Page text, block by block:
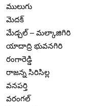
ములుగు
మెదక్
మేడ్చల్ – మల్కాజిగిరి
యాదాద్రి భువనగిరి
రంగారెడ్డి
రాజన్న సిరిసిల్ల
వనపర్తి
వరంగల్